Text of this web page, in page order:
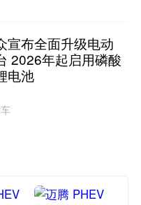
宣布全面升级电动
2026年起启用磷酸
电池